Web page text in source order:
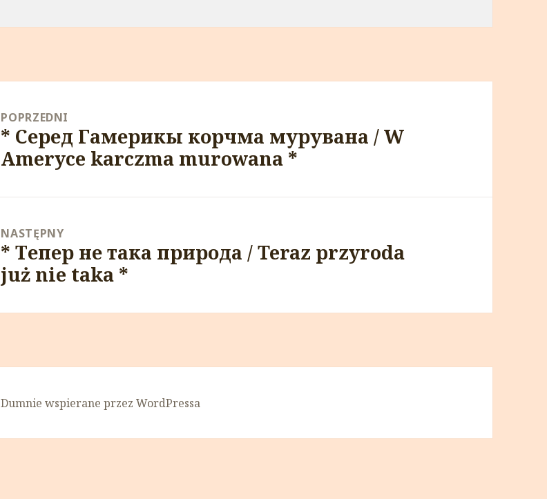
POPRZEDNI
Poprzedni
wpis:
* Серед Гамерикы корчма мурувана / W
Ameryce karczma murowana *
NASTĘPNY
Następny
wpis:
* Тепер не така природа / Teraz przyroda
już nie taka *
Dumnie wspierane przez WordPressa